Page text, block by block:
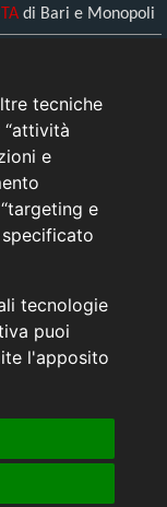
tecniche
e
e
tecnologie
puoi
l'apposito
di Bari e Monopoli
IVASS n° 40/2018
di tracciamento.